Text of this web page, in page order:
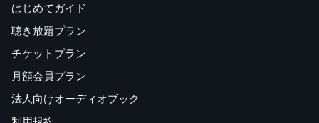
はじめてガイド
聴き放題プラン
チケットプラン
月額会員プラン
法人向けオーディオブック